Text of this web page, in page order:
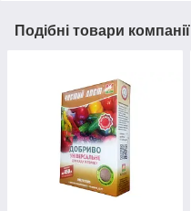
Подібні товари компанії